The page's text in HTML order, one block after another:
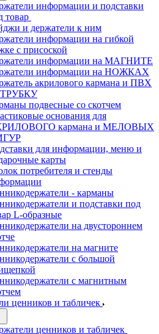
информации и подставки
товар
и держатели к ним
информации на гибкой
с присоской
информации на МАГНИТЕ
информации на НОЖКАХ
акрилового кармана и ПВХ
ТРУБКУ
подвесные со скотчем
основания для
кармана и МЕЛОВЫХ
для информации, меню и
карты
потребителя и стенды
- карманы
и подставки под
L-образные
на двустороннем
на магните
с большой
с магнитным
ценников и табличек
ценников и табличек